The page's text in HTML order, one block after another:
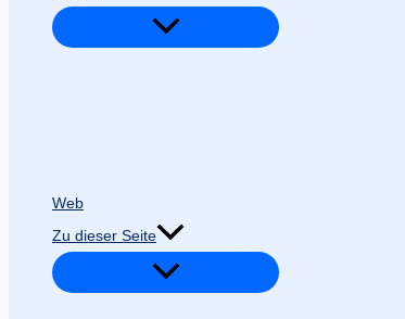
Web
Zu dieser Seite